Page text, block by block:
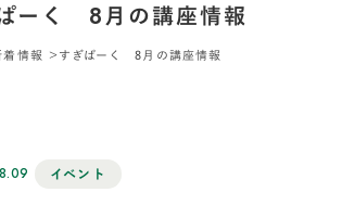
ーく 8月の講座情報
着情報 すぎぱーく 8月の講座情報
イベント